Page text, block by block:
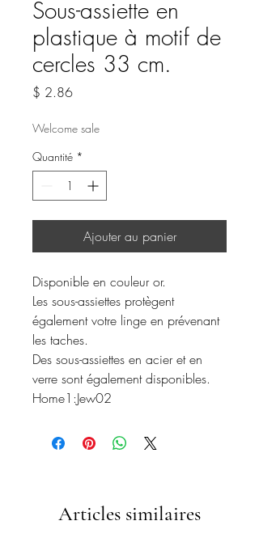
Sous-assiette en
plastique à motif de
cercles 33 cm.
$ 2.86Prix
Welcome sale
Quantité *
Ajouter au panier
Disponible en couleur or.
Les sous-assiettes protègent
également votre linge en prévenant
les taches.
Des sous-assiettes en acier et en
verre sont également disponibles.
Home1:Jew02
Articles similaires